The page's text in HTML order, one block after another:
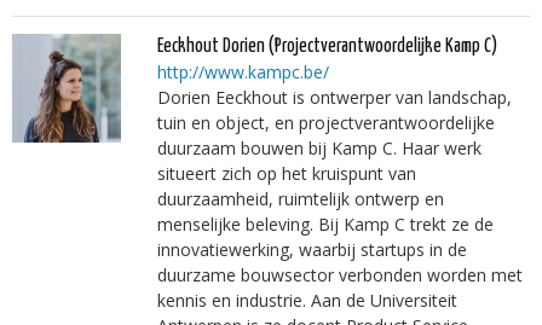
Eeckhout Dorien (Projectverantwoordelijke Kamp C)
http://www.kampc.be/
Dorien Eeckhout is ontwerper van landschap,
tuin en object, en projectverantwoordelijke
duurzaam bouwen bij Kamp C. Haar werk
situeert zich op het kruispunt van
duurzaamheid, ruimtelijk ontwerp en
menselijke beleving. Bij Kamp C trekt ze de
innovatiewerking, waarbij startups in de
duurzame bouwsector verbonden worden met
kennis en industrie. Aan de Universiteit